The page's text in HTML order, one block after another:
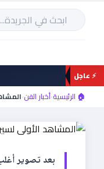
تخطي
المحتوى
بحث
⚡ عاجل
🏠 الرئيسية›أخبار الفن›
بعد تصوير